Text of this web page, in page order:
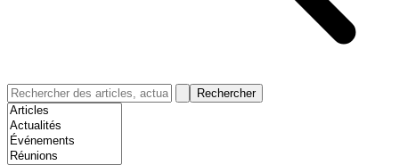
Rechercher